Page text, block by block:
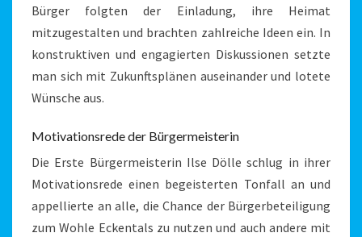
Bürger folgten der Einladung, ihre Heimat
mitzugestalten und brachten zahlreiche Ideen ein. In
konstruktiven und engagierten Diskussionen setzte
man sich mit Zukunftsplänen auseinander und lotete
Wünsche aus.
Motivationsrede der Bürgermeisterin
Die Erste Bürgermeisterin Ilse Dölle schlug in ihrer
Motivationsrede einen begeisterten Tonfall an und
appellierte an alle, die Chance der Bürgerbeteiligung
zum Wohle Eckentals zu nutzen und auch andere mit